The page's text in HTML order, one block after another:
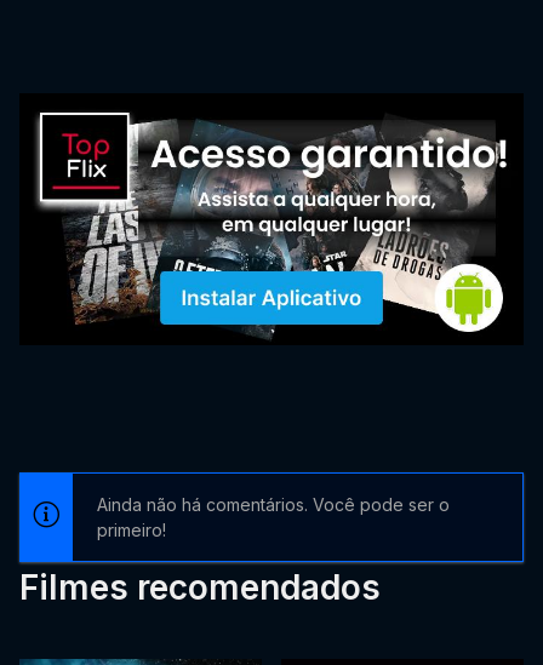
Ainda não há comentários. Você pode ser o
primeiro!
Filmes recomendados